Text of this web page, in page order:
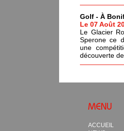
Golf - À
Le 07 Août
Le Glacier
Sperone ce
une
découverte
MENU
ACCUEIL